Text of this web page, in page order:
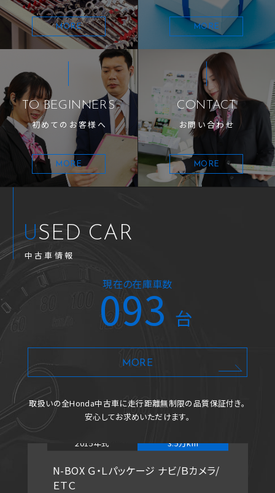
MORE MORE
TO BEGINNERS
初めてのお客様へ
MORE
CONTACT
お問い合わせ
MORE
USED CAR
中古車情報
現在の在庫車数
093台
MORE
取扱いの全Honda中古車に走行距離無制限の品質保証付き。
安心してお求めいただけます。
2015年式 3.5万km
N-BOX Ｇ・Ｌパッケージ ナビ/Ｂカメラ/
ＥＴＣ